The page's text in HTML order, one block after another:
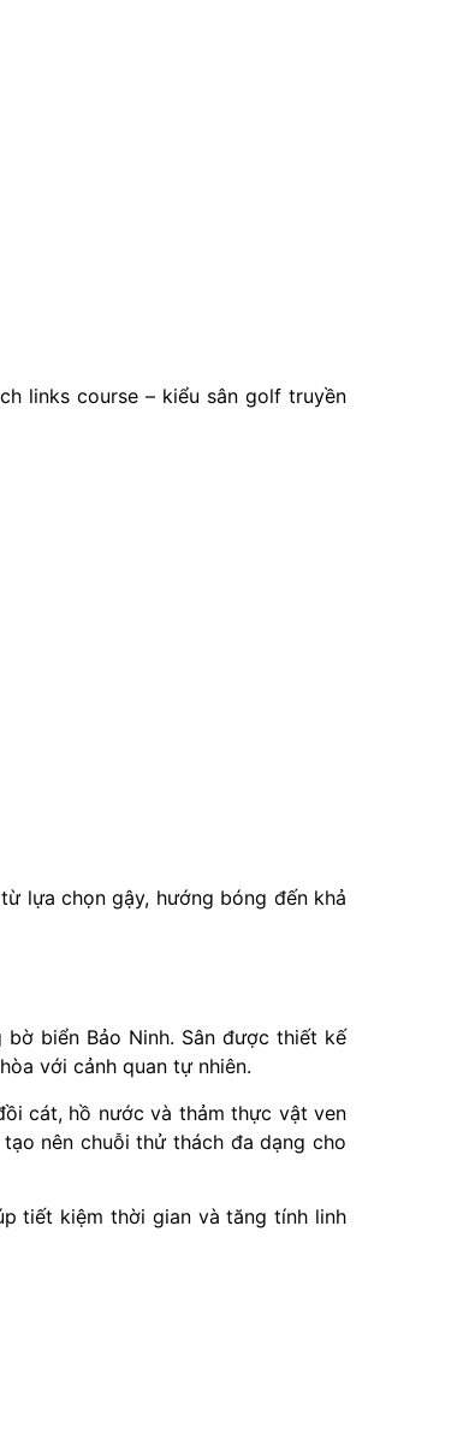
links course – kiểu sân golf truyền
lựa chọn gậy, hướng bóng đến khả
biển Bảo Ninh. Sân được thiết kế
với cảnh quan tự nhiên.
cát, hồ nước và thảm thực vật ven
nên chuỗi thử thách đa dạng cho
tiết kiệm thời gian và tăng tính linh